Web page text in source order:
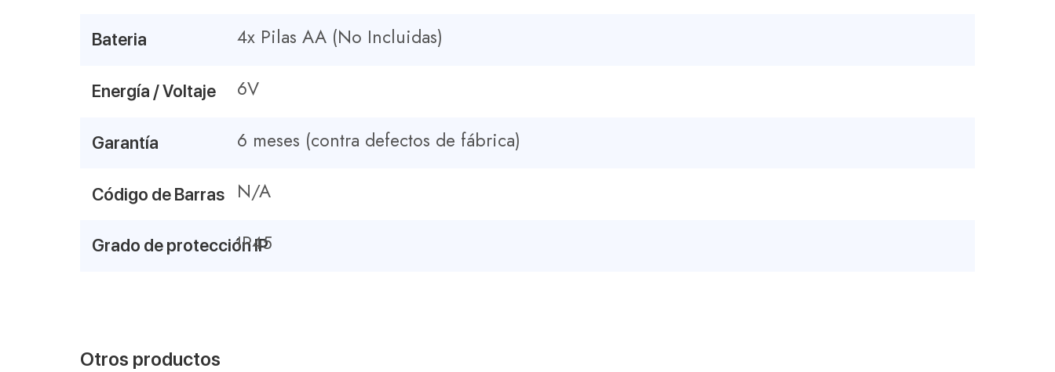
Bateria 4x Pilas AA (No Incluidas)
Energía / Voltaje 6V
Garantía 6 meses (contra defectos de fábrica)
Código de Barras N/A
Grado de protección IP
IP45
Otros productos